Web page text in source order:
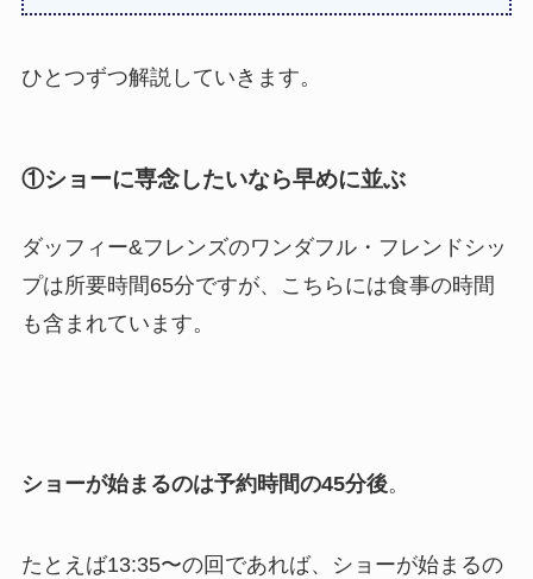
ひとつずつ解説していきます。
①ショーに専念したいなら早めに並ぶ
ダッフィー&フレンズのワンダフル・フレンドシッ
プは所要時間65分ですが、こちらには食事の時間
も含まれています。
ショーが始まるのは予約時間の45分後。
たとえば13:35〜の回であれば、ショーが始まるの